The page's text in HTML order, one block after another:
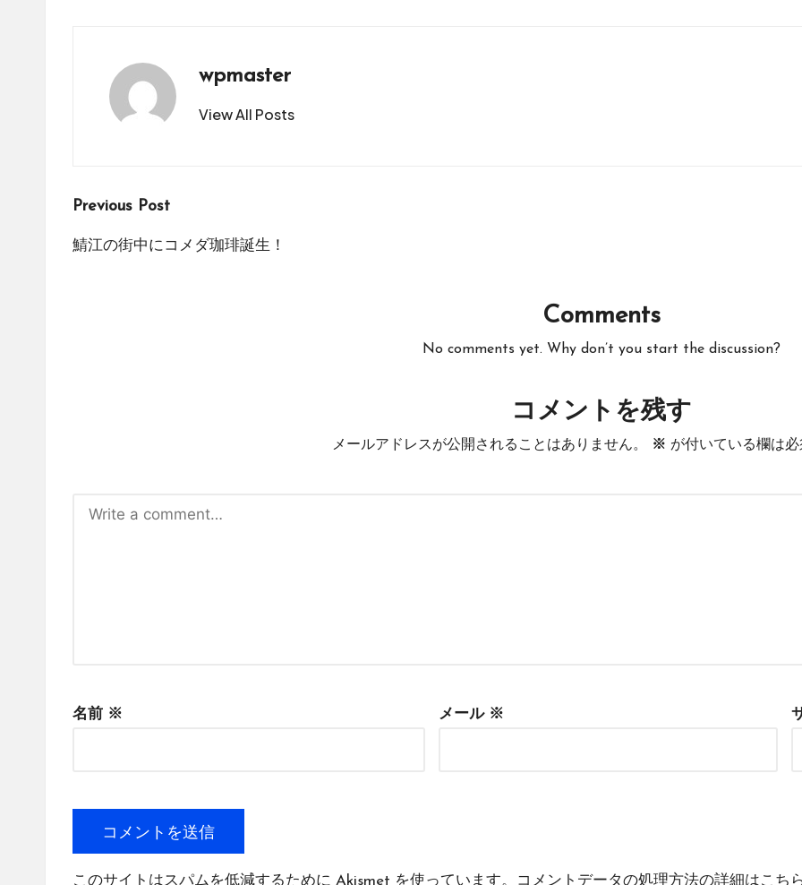
wpmaster
View All Posts
Post
navigation
Previous Post
鯖江の街中にコメダ珈琲誕生！
Comments
No comments yet. Why don’t you start the discussion?
コメントを残す
メールアドレスが公開されることはありません。 ※ が付いている欄は
名前 ※ メール ※
このサイトはスパムを低減するために Akismet を使っています。 コメントデータの処理方法の詳細はこち